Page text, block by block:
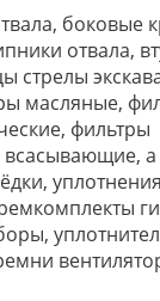
боковые
отвала,
стрелы
масляные,
фильтры
а